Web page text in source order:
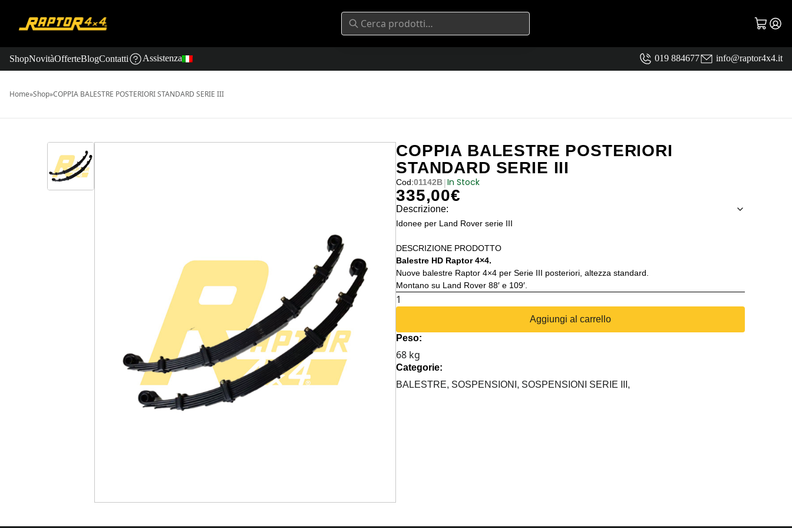
ShopNovitàOfferteBlogContatti Assistenza 019 884677 info@raptor4x4.it
Home»Shop»COPPIA BALESTRE POSTERIORI STANDARD SERIE III
COPPIA BALESTRE POSTERIORI
STANDARD SERIE III
Cod:01142B|In Stock
335,00€
Descrizione:
Idonee per Land Rover serie III
DESCRIZIONE PRODOTTO
Balestre HD Raptor 4×4.
Nuove balestre Raptor 4×4 per Serie III posteriori, altezza standard.
Montano su Land Rover 88′ e 109′.
COPPIA
STANDARD
SERIE
III
quantità
Aggiungi al carrello
Peso:
68 kg
Categorie:
BALESTRE, SOSPENSIONI, SOSPENSIONI SERIE III,